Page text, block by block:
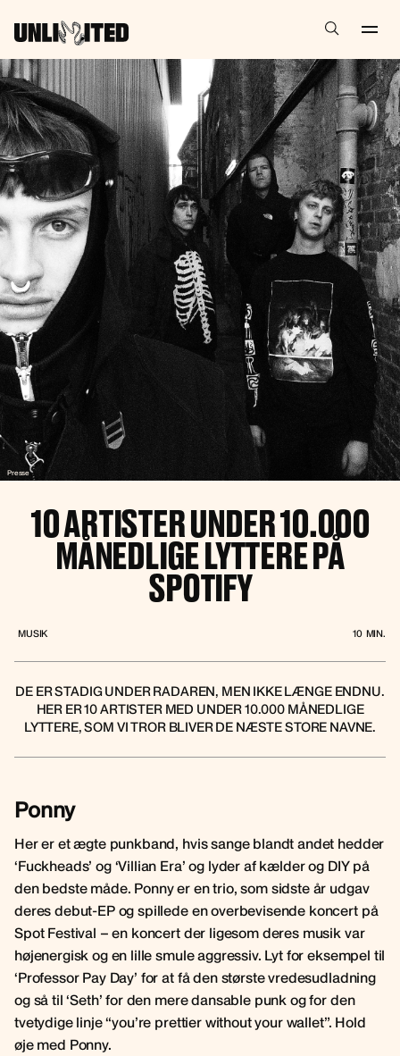
Presse
10 ARTISTER UNDER 10.000
MÅNEDLIGE LYTTERE PÅ
SPOTIFY
MUSIK 10 MIN.
DE ER STADIG UNDER RADAREN, MEN IKKE LÆNGE ENDNU.
HER ER 10 ARTISTER MED UNDER 10.000 MÅNEDLIGE
LYTTERE, SOM VI TROR BLIVER DE NÆSTE STORE NAVNE.
Ponny
Her er et ægte punkband, hvis sange blandt andet hedder
‘Fuckheads’ og ‘Villian Era’ og lyder af kælder og DIY på
den bedste måde. Ponny er en trio, som sidste år udgav
deres debut-EP og spillede en overbevisende koncert på
Spot Festival – en koncert der ligesom deres musik var
højenergisk og en lille smule aggressiv. Lyt for eksempel til
‘Professor Pay Day’ for at få den største vredesudladning
og så til ‘Seth’ for den mere dansable punk og for den
tvetydige linje “you’re prettier without your wallet”. Hold
øje med Ponny.